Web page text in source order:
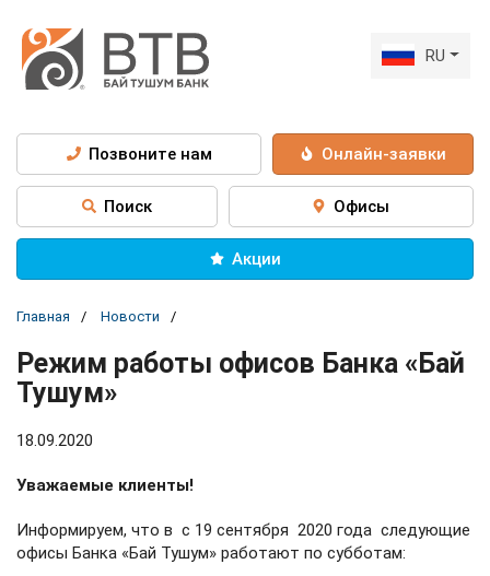
RU
Позвоните нам Онлайн-заявки
Поиск Офисы
Акции
Главная Новости
Режим работы офисов Банка «Бай
Тушум»
18.09.2020
Уважаемые клиенты!
Информируем, что в с 19 сентября 2020 года следующие
офисы Банка «Бай Тушум» работают по субботам: